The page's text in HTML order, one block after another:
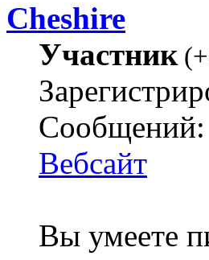
Cheshire
Участник(
Сообщений:
Вебсайт
Вы умеете